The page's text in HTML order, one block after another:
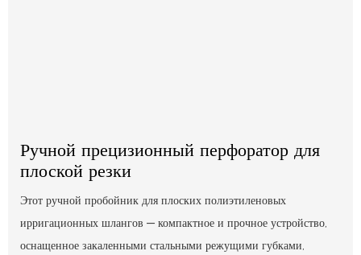
Ручной прецизионный перфоратор для
плоской резки
Этот ручной пробойник для плоских полиэтиленовых
ирригационных шлангов — компактное и прочное устройство,
оснащенное закаленными стальными режущими губками,